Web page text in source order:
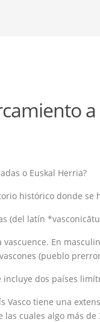
o Euskal Herria?
histórico donde se
(del latín
En
(pueblo
incluye dos países
Vasco tiene una
las cuales algo más